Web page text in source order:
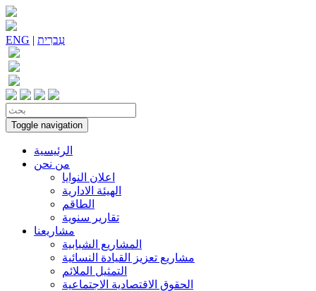
ENG | עִברִית
Toggle navigation
الرئيسية
من نحن
اعلان النوايا
الهيئة الادارية
الطاقم
تقارير سنوية
مشاريعنا
المشاريع الشبابية
مشاريع تعزيز القيادة النسائية
التمثيل الملائم
الحقوق الاقتصادية الاجتماعية